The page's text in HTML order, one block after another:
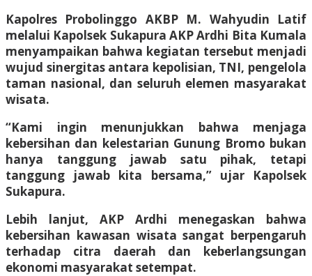
Kapolres Probolinggo AKBP M. Wahyudin Latif
melalui Kapolsek Sukapura AKP Ardhi Bita Kumala
menyampaikan bahwa kegiatan tersebut menjadi
wujud sinergitas antara kepolisian, TNI, pengelola
taman nasional, dan seluruh elemen masyarakat
wisata.
“Kami ingin menunjukkan bahwa menjaga
kebersihan dan kelestarian Gunung Bromo bukan
hanya tanggung jawab satu pihak, tetapi
tanggung jawab kita bersama,” ujar Kapolsek
Sukapura.
Lebih lanjut, AKP Ardhi menegaskan bahwa
kebersihan kawasan wisata sangat berpengaruh
terhadap citra daerah dan keberlangsungan
ekonomi masyarakat setempat.